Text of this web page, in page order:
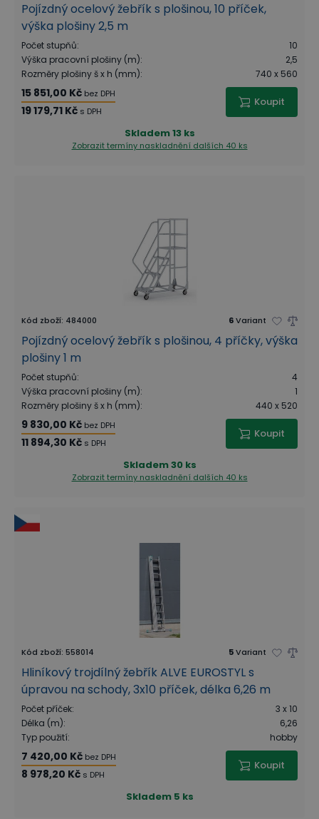
Pojízdný ocelový žebřík s plošinou, 10 příček,
výška plošiny 2,5 m
Počet stupňů:
10
Výška pracovní plošiny (m):
2,5
Rozměry plošiny š x h (mm): 740 x 560
15 851,00 Kč bez DPH
19 179,71 Kč s DPH
Koupit
Skladem13 ks
Zobrazit termíny naskladnění dalších 40 ks
Kód zboží: 484000 6Variant
Pojízdný ocelový žebřík s plošinou, 4 příčky, výška
plošiny 1 m
Počet stupňů:
4
Výška pracovní plošiny (m):
1
Rozměry plošiny š x h (mm): 440 x 520
9 830,00 Kč bez DPH
11 894,30 Kč s DPH
Koupit
Skladem30 ks
Zobrazit termíny naskladnění dalších 40 ks
Kód zboží: 558014 5Variant
Hliníkový trojdílný žebřík ALVE EUROSTYL s
úpravou na schody, 3x10 příček, délka 6,26 m
Počet příček:
3 x 10
Délka (m):
6,26
Typ použití: hobby
7 420,00 Kč bez DPH
8 978,20 Kč s DPH
Koupit
Skladem 5 ks